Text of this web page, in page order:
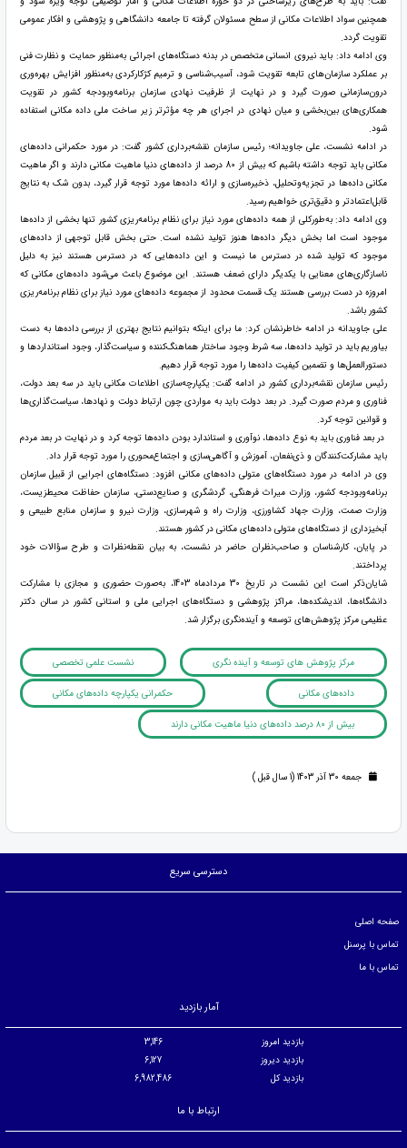
همچنین سواد اطلاعات مکانی از سطح مسئولان گرفته تا جامعه دانشگاهی و پژوهشی و افکار عمومی
تقویت گردد.
وی ادامه داد: باید نیروی انسانی متخصص در بدنه دستگاه‌های اجرائی به‌منظور حمایت و نظارت فنی
بر عملکرد سازمان‌های تابعه تقویت شود، آسیب‌شناسی و ترمیم کژکارکردی به‌منظور افزایش بهره‌وری
درون‌سازمانی صورت گیرد و در نهایت از ظرفیت نهادی سازمان برنامه‌وبودجه کشور در تقویت
همکاری‌های بین‌بخشی و میان نهادی در اجرای هر چه مؤثرتر زیر ساخت ملی داده مکانی استفاده
شود.
در ادامه نشست، علی جاویدانه؛ رئیس سازمان نقشه‌برداری کشور گفت: در مورد حکمرانی داده‌های
مکانی باید توجه داشته باشیم که بیش از 80 درصد از داده‌های دنیا ماهیت مکانی دارند و اگر ماهیت
مکانی داده‌ها در تجزیه‌وتحلیل، ذخیره‌سازی و ارائه داده‌ها مورد توجه قرار گیرد، بدون شک به نتایج
قابل‌اعتمادتر و دقیق‌تری خواهیم رسید.
وی ادامه داد: به‌طورکلی از همه داده‌های مورد نیاز برای نظام برنامه‌ریزی کشور تنها بخشی از داده‌ها
موجود است اما بخش دیگر داده‌ها هنوز تولید نشده است. حتی بخش قابل توجهی از داده‌های
موجود که تولید شده در دسترس ما نیست و این داده‌هایی که در دسترس هستند نیز به دلیل
ناسازگاری‌های معنایی با یکدیگر دارای ضعف هستند. این موضوع باعث می‌شود داده‌های مکانی که
امروزه در دست بررسی هستند یک قسمت محدود از مجموعه داده‌های مورد نیاز برای نظام برنامه‌ریزی
کشور باشد.
علی جاویدانه در ادامه خاطرنشان کرد: ما برای اینکه بتوانیم نتایج بهتری از بررسی داده‌ها به دست
بیاوریم باید در تولید داده‌ها، سه شرط وجود ساختار هماهنگ‌کننده و سیاست‌گذار، وجود استانداردها و
دستورالعمل‌ها و تضمین کیفیت داده‌ها را مورد توجه قرار دهیم.
رئیس سازمان نقشه‌برداری کشور در ادامه گفت: یکپارچه‌سازی اطلاعات مکانی باید در سه بعد دولت،
فناوری و مردم صورت گیرد. در بعد دولت باید به مواردی چون ارتباط دولت و نهادها، سیاست‌گذاری‌ها
و قوانین توجه کرد.
در بعد فناوری باید به نوع داده‌ها، نوآوری و استاندارد بودن داده‌ها توجه کرد و در نهایت در بعد مردم
باید مشارکت‌کنندگان و ذی‌نفعان، آموزش و آگاهی‌سازی و اجتماع‌محوری را مورد توجه قرار داد.
وی در ادامه در مورد دستگاه‌های متولی داده‌های مکانی افزود: دستگاه‌های اجرایی از قبیل سازمان
برنامه‌وبودجه کشور، وزارت میراث فرهنگی، گردشگری و صنایع‌دستی، سازمان حفاظت محیط‌زیست،
وزارت صمت، وزارت جهاد کشاورزی، وزارت راه و شهرسازی، وزارت نیرو و سازمان منابع طبیعی و
آبخیزداری از دستگاه‌های متولی داده‌های مکانی در کشور هستند.
در پایان، کارشناسان و صاحب‌نظران حاضر در نشست، به بیان نقطه‌نظرات و طرح سؤالات خود
پرداختند.
شایان‌ذکر است این نشست در تاریخ 30 مردادماه 1403، به‌صورت حضوری و مجازی با مشارکت
دانشگاه‌ها، اندیشکده‌ها، مراکز پژوهشی و دستگاه‌های اجرایی ملی و استانی کشور در سالن دکتر
عظیمی مرکز پژوهش‌های توسعه و آینده‌نگری برگزار شد.
مرکز پژوهش های توسعه و آینده نگری نشست علمی تخصصی
داده‌های مکانی حکمرانی یکپارچه داده‌های مکانی
بیش از ۸۰ درصد داده‌های دنیا ماهیت مکانی دارند
جمعه 30 آذر 1403 (1 سال قبل )
دسترسی سریع
صفحه اصلی
تماس با پرسنل
تماس با ما
آمار بازدید
بازدید امروز
3,146
بازدید دیروز
6,127
بازدید کل
6,982,486
ارتباط با ما